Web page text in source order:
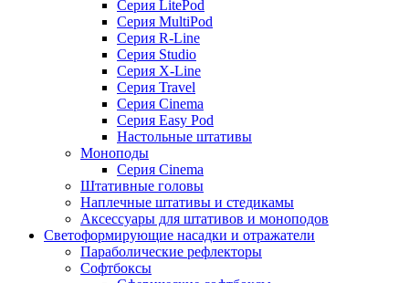
Серия LitePod
Серия MultiPod
Серия R-Line
Серия Studio
Серия X-Line
Серия Travel
Серия Cinema
Серия Easy Pod
Настольные штативы
Моноподы
Серия Cinema
Штативные головы
Наплечные штативы и стедикамы
Аксессуары для штативов и моноподов
Светоформирующие насадки и отражатели
Параболические рефлекторы
Софтбоксы